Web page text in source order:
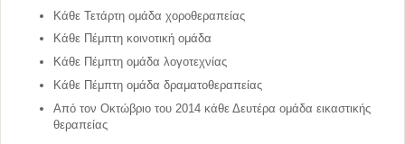
Κάθε Τετάρτη ομάδα χοροθεραπείας
Κάθε Πέμπτη κοινοτική ομάδα
Κάθε Πέμπτη ομάδα λογοτεχνίας
Κάθε Πέμπτη ομάδα δραματοθεραπείας
Από τον Οκτώβριο του 2014 κάθε Δευτέρα ομάδα εικαστικής
θεραπείας